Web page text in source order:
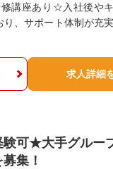
修講座あり☆入社後や
り、サポート体制が充
求人詳細
可★大手グルー
集！